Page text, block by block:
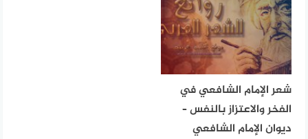
شعر الإمام الشافعي في
الفخر والاعتزاز بالنفس –
ديوان الإمام الشافعي